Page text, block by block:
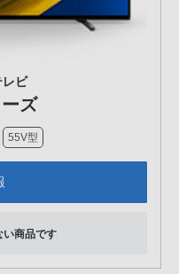
ビ
ズ
55V型
商品です